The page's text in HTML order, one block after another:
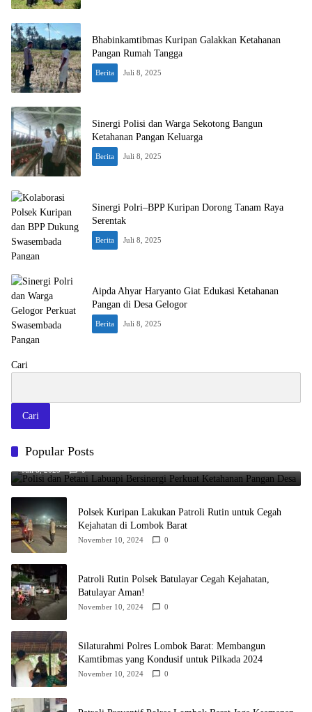
Bhabinkamtibmas Kuripan Galakkan Ketahanan
Pangan Rumah Tangga
Berita Juli 8, 2025
Sinergi Polisi dan Warga Sekotong Bangun
Ketahanan Pangan Keluarga
Berita Juli 8, 2025
Sinergi Polri–BPP Kuripan Dorong Tanam Raya
Serentak
Berita Juli 8, 2025
Aipda Ahyar Haryanto Giat Edukasi Ketahanan
Pangan di Desa Gelogor
Berita Juli 8, 2025
Cari
Cari
Popular Posts
Desa
Juli 8, 2025 0
Polsek Kuripan Lakukan Patroli Rutin untuk Cegah
Kejahatan di Lombok Barat
November 10, 2024 0
Patroli Rutin Polsek Batulayar Cegah Kejahatan,
Batulayar Aman!
November 10, 2024 0
Silaturahmi Polres Lombok Barat: Membangun
Kamtibmas yang Kondusif untuk Pilkada 2024
November 10, 2024 0